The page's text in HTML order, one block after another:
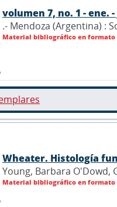
volumen 7, no. 1 - ene.
.- Mendoza (Argentina) :
Material bibliográfico en formato
Wheater. Histología
Young, Barbara O'Dowd,
Material bibliográfico en formato